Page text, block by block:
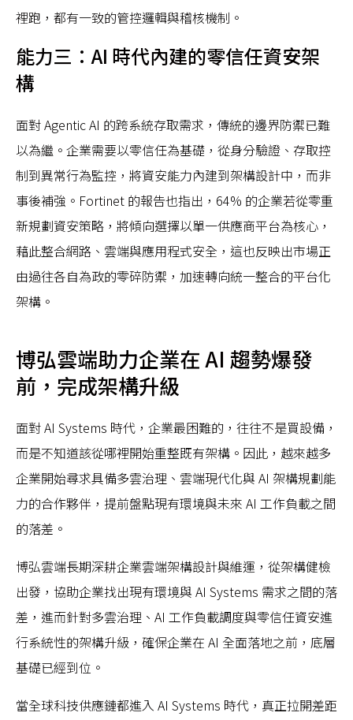
裡跑，都有一致的管控邏輯與稽核機制。
能力三：AI 時代內建的零信任資安架
構
面對 Agentic AI 的跨系統存取需求，傳統的邊界防禦已難
以為繼。企業需要以零信任為基礎，從身分驗證、存取控
制到異常行為監控，將資安能力內建到架構設計中，而非
事後補強。Fortinet 的報告也指出，64% 的企業若從零重
新規劃資安策略，將傾向選擇以單一供應商平台為核心，
藉此整合網路、雲端與應用程式安全，這也反映出市場正
由過往各自為政的零碎防禦，加速轉向統一整合的平台化
架構。
博弘雲端助力企業在 AI 趨勢爆發
前，完成架構升級
面對 AI Systems 時代，企業最困難的，往往不是買設備，
而是不知道該從哪裡開始重整既有架構。因此，越來越多
企業開始尋求具備多雲治理、雲端現代化與 AI 架構規劃能
力的合作夥伴，提前盤點現有環境與未來 AI 工作負載之間
的落差。
博弘雲端長期深耕企業雲端架構設計與維運，從架構健檢
出發，協助企業找出現有環境與 AI Systems 需求之間的落
差，進而針對多雲治理、AI 工作負載調度與零信任資安進
行系統性的架構升級，確保企業在 AI 全面落地之前，底層
基礎已經到位。
當全球科技供應鏈都進入 AI Systems 時代，真正拉開差距